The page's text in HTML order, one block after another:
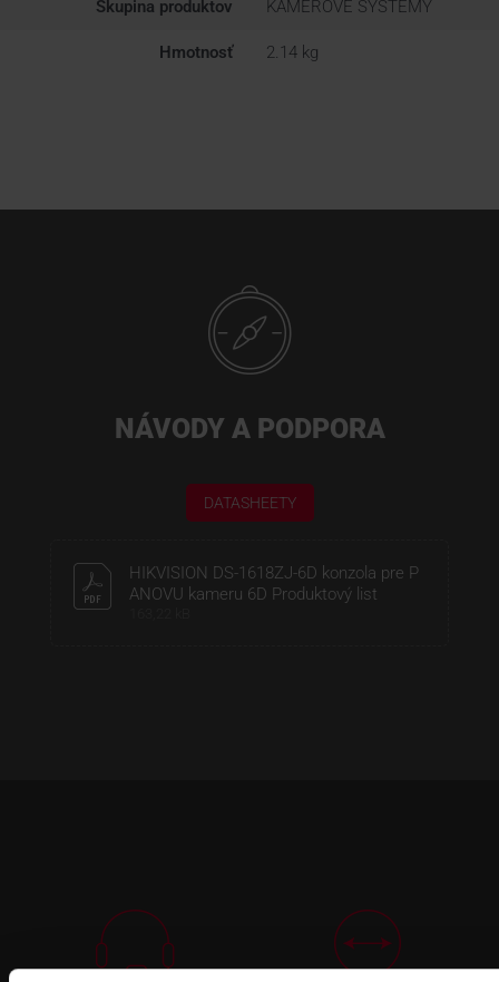
Skupina produktov KAMEROVÉ SYSTÉMY
Hmotnosť 2.14 kg
NÁVODY A PODPORA
DATASHEETY
HIKVISION DS-1618ZJ-6D konzola pre P
ANOVU kameru 6D Produktový list